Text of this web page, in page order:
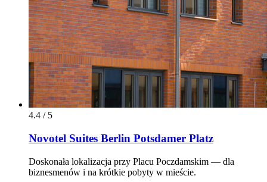
4.4 / 5
Novotel Suites Berlin Potsdamer Platz
Doskonała lokalizacja przy Placu Poczdamskim — dla
biznesmenów i na krótkie pobyty w mieście.